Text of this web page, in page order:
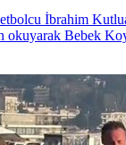
İbrahim
okuyarak Bebek